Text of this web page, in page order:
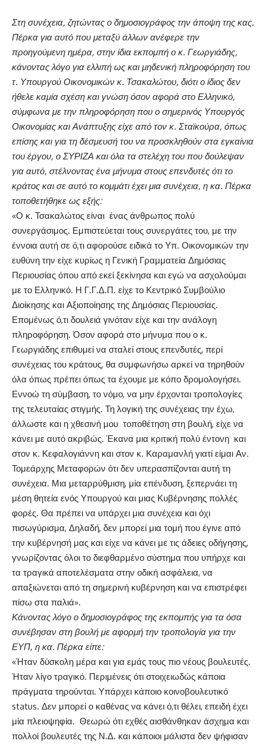
Στη συνέχεια, ζητώντας ο δημοσιογράφος την άποψη της κας.
Πέρκα για αυτό που μεταξύ άλλων ανέφερε την
προηγούμενη ημέρα, στην ίδια εκπομπή ο κ. Γεωργιάδης,
κάνοντας λόγο για ελλιπή ως και μηδενική πληροφόρηση του
τ. Υπουργού Οικονομικών κ. Τσακαλώτου, διότι ο ίδιος δεν
ήθελε καμία σχέση και γνώση όσον αφορά στο Ελληνικό,
σύμφωνα με την πληροφόρηση που ο σημερινός Υπουργός
Οικονομίας και Ανάπτυξης είχε από τον κ. Σταϊκούρα, όπως
επίσης και για τη δέσμευσή του να προσκληθούν στα εγκαίνια
του έργου, ο ΣΥΡΙΖΑ και όλα τα στελέχη του που δούλεψαν
για αυτό, στέλνοντας ένα μήνυμα στους επενδυτές ότι το
κράτος και σε αυτό το κομμάτι έχει μια συνέχεια, η κα. Πέρκα
τοποθετήθηκε ως εξής:
«Ο κ. Τσακαλώτος είναι ένας άνθρωπος πολύ
συνεργάσιμος. Εμπιστεύεται τους συνεργάτες του, με την
έννοια αυτή σε ό,τι αφορούσε ειδικά το Υπ. Οικονομικών την
ευθύνη την είχε κυρίως η Γενική Γραμματεία Δημόσιας
Περιουσίας όπου από εκεί ξεκίνησα και εγώ να ασχολούμαι
με το Ελληνικό. Η Γ.Γ.Δ.Π. είχε το Κεντρικό Συμβούλιο
Διοίκησης και Αξιοποίησης της Δημόσιας Περιουσίας.
Επομένως ό,τι δουλειά γινόταν είχε και την ανάλογη
πληροφόρηση. Όσον αφορά στο μήνυμα που ο κ.
Γεωργιάδης επιθυμεί να σταλεί στους επενδυτές, περί
συνέχειας του κράτους, θα συμφωνήσω αρκεί να τηρηθούν
όλα όπως πρέπει όπως τα έχουμε με κόπο δρομολογήσει.
Εννοώ τη σύμβαση, το νόμο, να μην έρχονται τροπολογίες
της τελευταίας στιγμής. Τη λογική της συνέχειας την έχω,
άλλωστε και η χθεσινή μου τοποθέτηση στη βουλή, είχε να
κάνει με αυτό ακριβώς. Έκανα μια κριτική πολύ έντονη και
στον κ. Κεφαλογιάννη και στον κ. Καραμανλή γιατί είμαι Αν.
Τομεάρχης Μεταφορών ότι δεν υπερασπίζονται αυτή τη
συνέχεια. Μια μεταρρύθμιση, μία επένδυση, ξεπερνάει τη
μέση θητεία ενός Υπουργού και μιας Κυβέρνησης πολλές
φορές. Θα πρέπει να υπάρχει μια συνέχεια και όχι
πισωγύρισμα, Δηλαδή, δεν μπορεί μια τομή που έγινε από
την κυβέρνησή μας και είχε να κάνει με τις άδειες οδήγησης,
γνωρίζοντας όλοι το διεφθαρμένο σύστημα που υπήρχε και
τα τραγικά αποτελέσματα στην οδική ασφάλεια, να
απαξιώνεται από τη σημερινή κυβέρνηση και να επιστρέφει
πίσω στα παλιά».
Κάνοντας λόγο ο δημοσιογράφος της εκπομπής για τα όσα
συνέβησαν στη βουλή με αφορμή την τροπολογία για την
ΕΥΠ, η κα. Πέρκα είπε:
«Ήταν δύσκολη μέρα και για εμάς τους πιο νέους βουλευτές.
Ήταν λίγο τραγικό. Περιμένεις ότι στοιχειωδώς κάποια
πράγματα τηρούνται. Υπάρχει κάποιο κοινοβουλευτικό
status. Δεν μπορεί ο καθένας να κάνει ό,τι θέλει, επειδή έχει
μία πλειοψηφία. Θεωρώ ότι εχθές αισθάνθηκαν άσχημα και
πολλοί βουλευτές της Ν.Δ. και κάποιοι μάλιστα δεν ψήφισαν